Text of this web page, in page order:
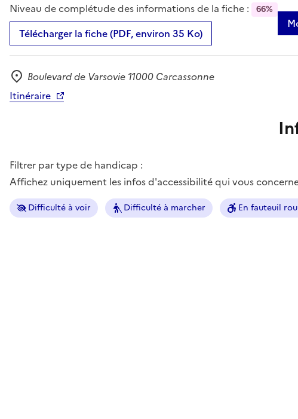
Niveau de complétude des informations de la fiche : 66%
Télécharger la fiche (PDF, environ 35 Ko)
Adresse
Boulevard de Varsovie 11000 Carcassonne
Itinéraire
Filtrer par type de handicap :
Affichez uniquement les infos d'accessibilité qui vous
Difficulté à voir Difficulté à marcher En fauteuil